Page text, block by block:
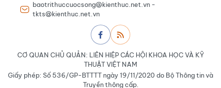
baotrithuccuocsong@kienthuc.net.vn -
tkts@kienthuc.net.vn
CƠ QUAN CHỦ QUẢN: LIÊN HIỆP CÁC HỘI KHOA HỌC VÀ KỸ
THUẬT VIỆT NAM
Giấy phép: Số 536/GP-BTTTT ngày 19/11/2020 do Bộ Thông tin và
Truyền thông cấp.